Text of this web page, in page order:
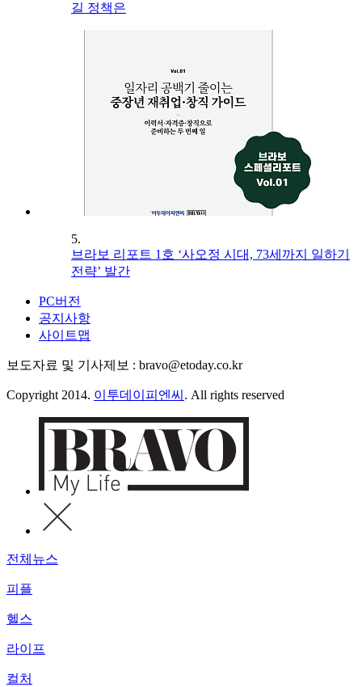
길 정책은
5.
브라보 리포트 1호 ‘사오정 시대, 73세까지 일하기
전략’ 발간
PC버전
공지사항
사이트맵
보도자료 및 기사제보 : bravo@etoday.co.kr
Copyright 2014. 이투데이피엔씨 . All rights reserved
전체뉴스
피플
헬스
라이프
컬처